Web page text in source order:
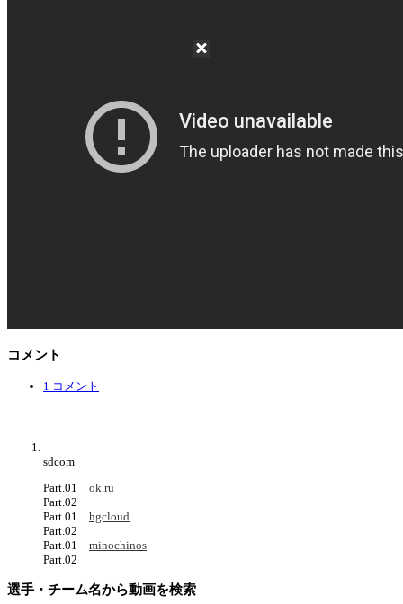
コメント
1 コメント
sdcom
Part.01 ok.ru
Part.02
Part.01 hgcloud
Part.02
Part.01 minochinos
Part.02
選手・チーム名から動画を検索